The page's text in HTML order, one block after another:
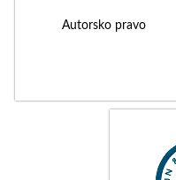
Autorsko pravo